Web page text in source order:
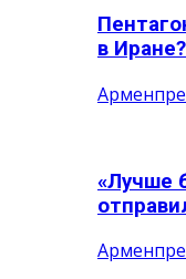
в
«Лучше